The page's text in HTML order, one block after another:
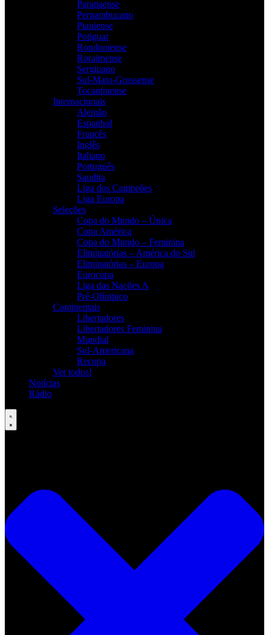
Paranaense
Pernambucano
Piauiense
Potiguar
Rondoniense
Roraimense
Sergipano
Sul-Mato-Grossense
Tocantinense
Internacionais
Alemão
Espanhol
Francês
Inglês
Italiano
Português
Saudita
Liga dos Campeões
Liga Europa
Seleções
Copa do Mundo – Única
Copa América
Copa do Mundo – Feminina
Eliminatórias – América do Sul
Eliminatórias – Europa
Eurocopa
Liga das Nações A
Pré-Olímpico
Continentais
Libertadores
Libertadores Feminina
Mundial
Sul-Americana
Recopa
Ver todos!
Notícias
Rádio